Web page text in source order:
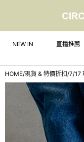
NEW IN 直播推薦
HOME/現貨 & 特價折扣/7/17